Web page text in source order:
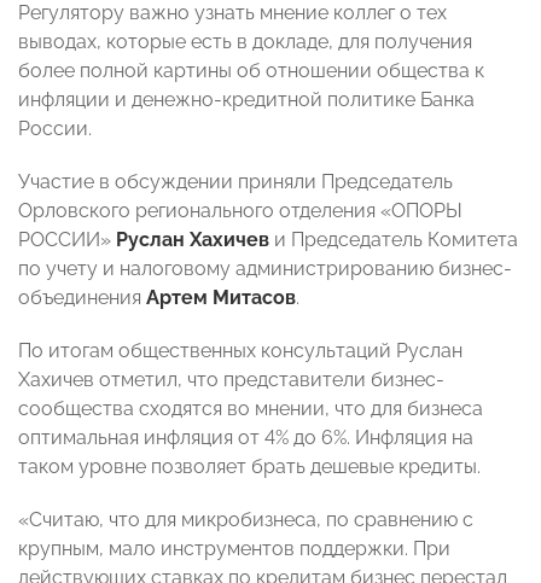
Регулятору важно узнать мнение коллег о тех
выводах, которые есть в докладе, для получения
более полной картины об отношении общества к
инфляции и денежно-кредитной политике Банка
России.
Участие в обсуждении приняли Председатель
Орловского регионального отделения «ОПОРЫ
РОССИИ» Руслан Хахичев и Председатель Комитета
по учету и налоговому администрированию бизнес-
объединения Артем Митасов.
По итогам общественных консультаций Руслан
Хахичев отметил, что представители бизнес-
сообщества сходятся во мнении, что для бизнеса
оптимальная инфляция от 4% до 6%. Инфляция на
таком уровне позволяет брать дешевые кредиты.
«Считаю, что для микробизнеса, по сравнению с
крупным, мало инструментов поддержки. При
действующих ставках по кредитам бизнес перестал